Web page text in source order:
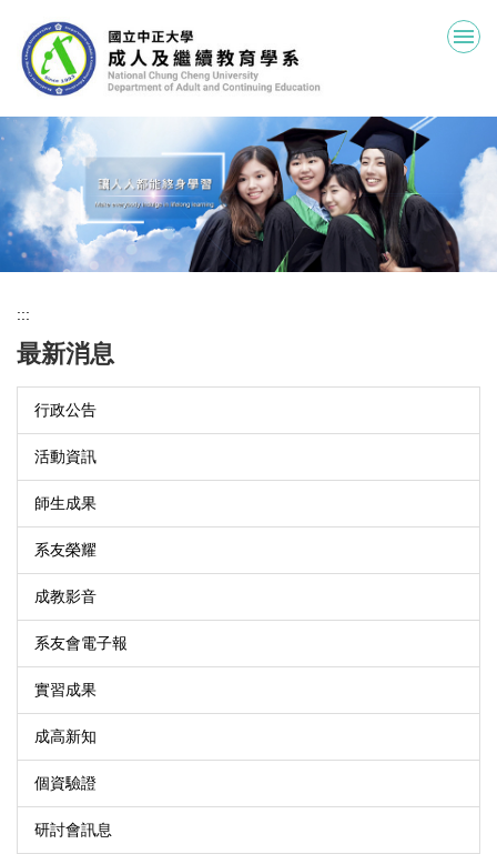
到
主
區
:::
最新消息
行政公告
活動資訊
師生成果
系友榮耀
成教影音
系友會電子報
實習成果
成高新知
個資驗證
研討會訊息